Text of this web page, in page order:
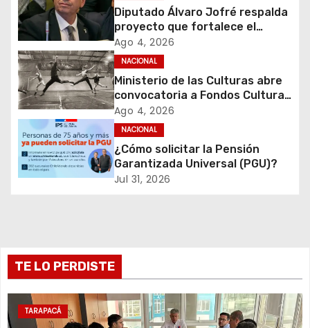
i
ó
n
d
e
e
a
d
Diputado Álvaro Jofré respalda
proyecto que fortalece el
control de identidad durante
estados de excepción
Ago 4, 2026
NACIONAL
Ministerio de las Culturas abre
convocatoria a Fondos Cultura
2027 con foco en
transparencia, innovación y
acceso ciudadano
Ago 4, 2026
NACIONAL
¿Cómo solicitar la Pensión
Garantizada Universal (PGU)?
Jul 31, 2026
TE LO PERDISTE
TARAPACÁ